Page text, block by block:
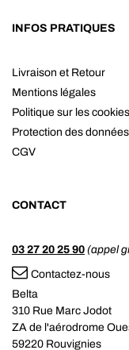
INFOS PRATIQUES
Livraison et Retour
Mentions légales
Politique sur les cookies
Protection des données
CGV
CONTACT
03 27 20 25 90 (appel
Contactez-nous
Belta
310 Rue Marc Jodot
ZA de l'aérodrome
59220 Rouvignies